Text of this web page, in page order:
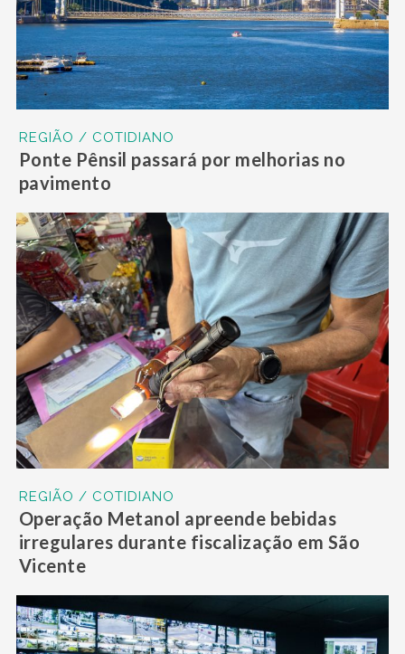
REGIÃO / COTIDIANO
Ponte Pênsil passará por melhorias no
pavimento
REGIÃO / COTIDIANO
Operação Metanol apreende bebidas
irregulares durante fiscalização em São
Vicente